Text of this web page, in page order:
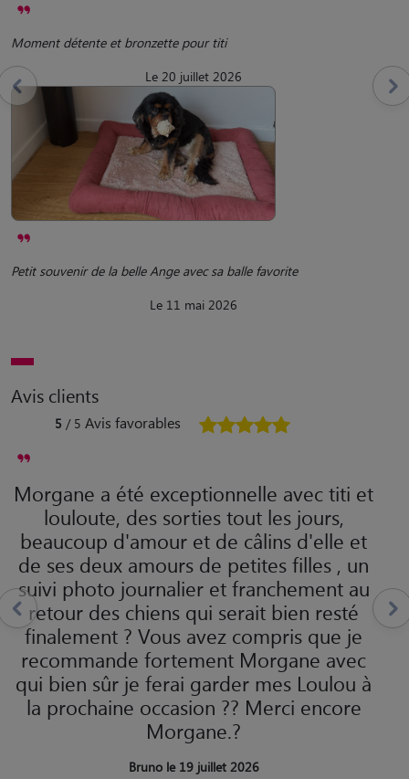
Moment détente et bronzette pour titi
Le 20 juillet 2026
Petit souvenir de la belle Ange avec sa balle favorite
Le 11 mai 2026
Avis clients
5 / 5 Avis favorables
Morgane a été exceptionnelle avec titi et
louloute, des sorties tout les jours,
beaucoup d'amour et de câlins d'elle et
de ses deux amours de petites filles , un
suivi photo journalier et franchement au
retour des chiens qui serait bien resté
finalement ? Vous avez compris que je
recommande fortement Morgane avec
qui bien sûr je ferai garder mes Loulou à
la prochaine occasion ?? Merci encore
Morgane.?
Bruno le 19 juillet 2026